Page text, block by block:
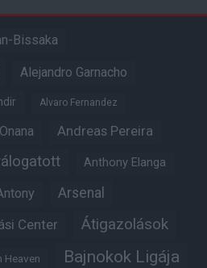
Bissaka
Alejandro Garnacho
Alvaro Fernandez
Andreas Pereira
Anthony Elanga
Arsenal
Center Átigazolások
Heaven Bajnokok Ligája